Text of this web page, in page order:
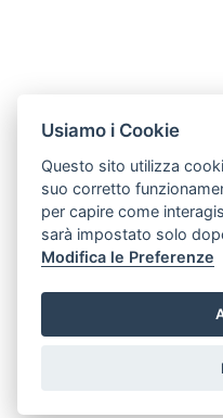
Usiamo i Cookie
Questo sito utilizza
suo corretto
per capire come
sarà impostato solo
Modifica le Preferenze